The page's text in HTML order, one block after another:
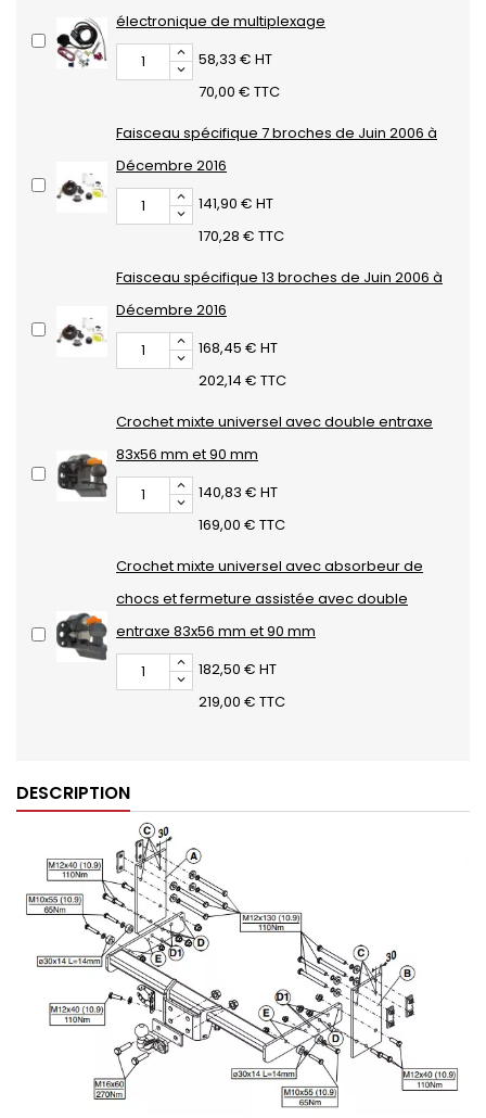
électronique de multiplexage
58,33 € HT
70,00 € TTC
Faisceau spécifique 7 broches de Juin 2006 à
Décembre 2016
141,90 € HT
170,28 € TTC
Faisceau spécifique 13 broches de Juin 2006 à
Décembre 2016
168,45 € HT
202,14 € TTC
Crochet mixte universel avec double entraxe
83x56 mm et 90 mm
140,83 € HT
169,00 € TTC
Crochet mixte universel avec absorbeur de
chocs et fermeture assistée avec double
entraxe 83x56 mm et 90 mm
182,50 € HT
219,00 € TTC
DESCRIPTION